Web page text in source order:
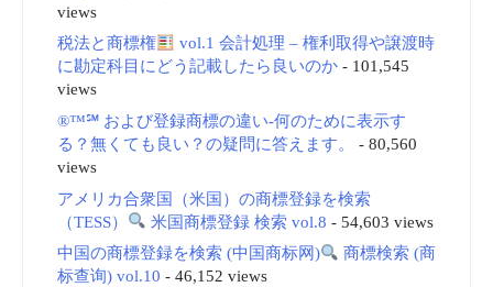
views
税法と商標権
vol.1 会計処理 – 権利取得や譲渡時
に勘定科目にどう記載したら良いのか- 101,545
views
®™℠ および登録商標の違い-何のために表示す
る？無くても良い？の疑問に答えます。
- 80,560
views
アメリカ合衆国（米国）の商標登録を検索
（TESS）
米国商標登録 検索 vol.8 - 54,603 views
中国の商標登録を検索 (中国商标网)
商標検索 (商
标查询) vol.10 - 46,152 views